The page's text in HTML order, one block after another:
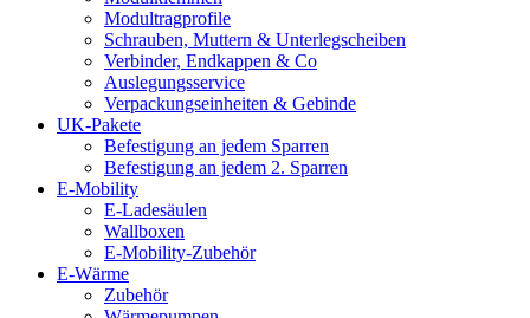
Modultragprofile
Schrauben, Muttern & Unterlegscheiben
Verbinder, Endkappen & Co
Auslegungsservice
Verpackungseinheiten & Gebinde
UK-Pakete
Befestigung an jedem Sparren
Befestigung an jedem 2. Sparren
E-Mobility
E-Ladesäulen
Wallboxen
E-Mobility-Zubehör
E-Wärme
Zubehör